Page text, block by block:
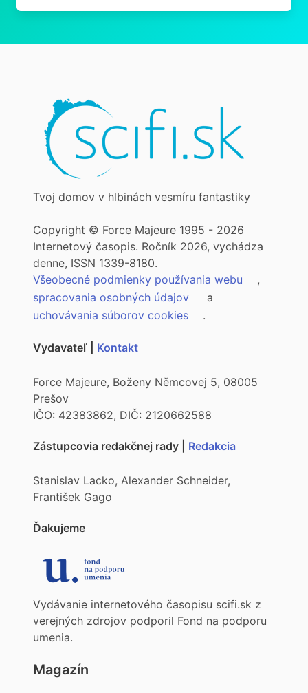
Tvoj domov v hlbinách vesmíru fantastiky
Copyright © Force Majeure 1995 - 2026
Internetový časopis. Ročník 2026, vychádza
denne, ISSN 1339-8180.
Všeobecné podmienky používania webu
,
spracovania osobných údajov
a
uchovávania súborov cookies
.
Vydavateľ | Kontakt
Force Majeure, Boženy Němcovej 5, 08005
Prešov
IČO: 42383862, DIČ: 2120662588
Zástupcovia redakčnej rady | Redakcia
Stanislav Lacko, Alexander Schneider,
František Gago
Ďakujeme
Vydávanie internetového časopisu scifi.sk z
verejných zdrojov podporil Fond na podporu
umenia.
Magazín